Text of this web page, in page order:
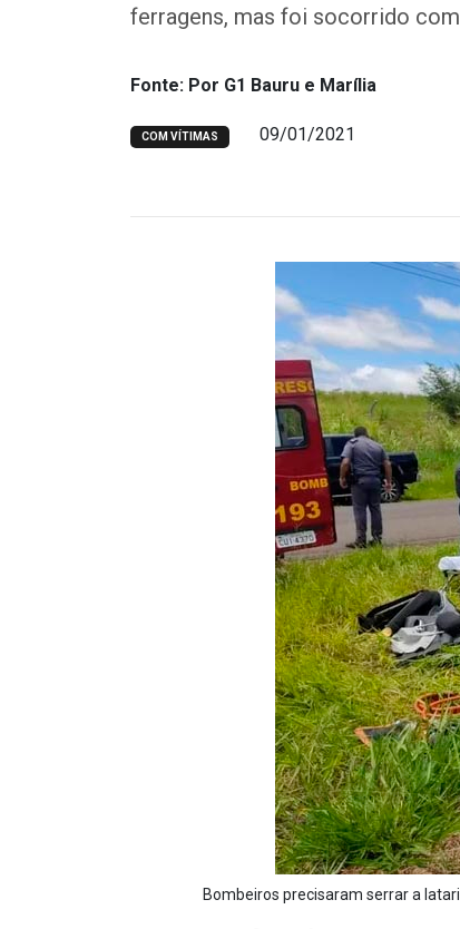
ferragens, mas foi socorrido
Fonte: Por G1 Bauru e Marília
COM VÍTIMAS 09/01/2021
Bombeiros precisaram serrar a